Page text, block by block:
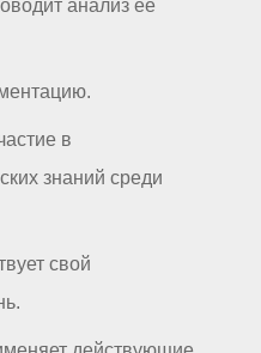
анализ ее
в
знаний среди
свой